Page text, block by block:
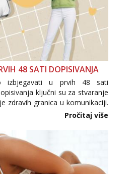
48 SATI DOPISIVANJA
izbjegavati u prvih 48 sati
ključni su za stvaranje
zdravih granica u komunikaciji.
otkrivanje osobnih ili intimnih
osoba još nije zaslužila to
Pročitaj više